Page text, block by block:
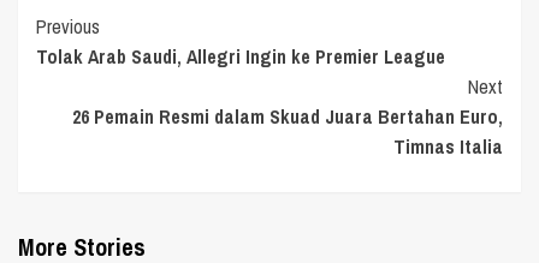
Continue
Reading
Previous
Tolak Arab Saudi, Allegri Ingin ke Premier League
Next
26 Pemain Resmi dalam Skuad Juara Bertahan Euro,
Timnas Italia
More Stories